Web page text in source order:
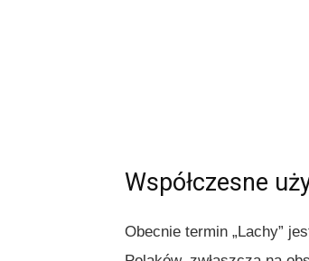
Współczesne
Obecnie termin „Lachy”